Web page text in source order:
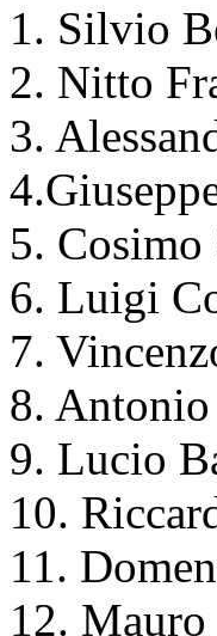
1. Silvio
2. Nitto
3.
5.
6. Luigi
7.
8.
9. Lucio
10.
11.
12.